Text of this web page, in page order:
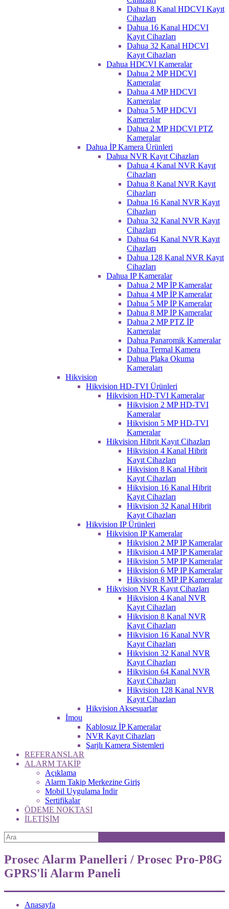
Dahua 8 Kanal HDCVI Kayıt
Cihazları
Dahua 16 Kanal HDCVI
Kayıt Cihazları
Dahua 32 Kanal HDCVI
Kayıt Cihazları
Dahua HDCVI Kameralar
Dahua 2 MP HDCVI
Kameralar
Dahua 4 MP HDCVI
Kameralar
Dahua 5 MP HDCVI
Kameralar
Dahua 2 MP HDCVI PTZ
Kameralar
Dahua İP Kamera Ürünleri
Dahua NVR Kayıt Cihazları
Dahua 4 Kanal NVR Kayıt
Cihazları
Dahua 8 Kanal NVR Kayıt
Cihazları
Dahua 16 Kanal NVR Kayıt
Cihazları
Dahua 32 Kanal NVR Kayıt
Cihazları
Dahua 64 Kanal NVR Kayıt
Cihazları
Dahua 128 Kanal NVR Kayıt
Cihazları
Dahua IP Kameralar
Dahua 2 MP İP Kameralar
Dahua 4 MP İP Kameralar
Dahua 5 MP İP Kameralar
Dahua 8 MP İP Kameralar
Dahua 2 MP PTZ İP
Kameralar
Dahua Panaromik Kameralar
Dahua Termal Kamera
Dahua Plaka Okuma
Kameraları
Hikvision
Hikvision HD-TVI Ürünleri
Hikvision HD-TVI Kameralar
Hikvision 2 MP HD-TVI
Kameralar
Hikvision 5 MP HD-TVI
Kameralar
Hikvision Hibrit Kayıt Cihazları
Hikvision 4 Kanal Hibrit
Kayıt Cihazları
Hikvision 8 Kanal Hibrit
Kayıt Cihazları
Hikvision 16 Kanal Hibrit
Kayıt Cihazları
Hikvision 32 Kanal Hibrit
Kayıt Cihazları
Hikvision IP Ürünleri
Hikvision IP Kameralar
Hikvision 2 MP IP Kameralar
Hikvision 4 MP IP Kameralar
Hikvision 5 MP IP Kameralar
Hikvision 6 MP IP Kameralar
Hikvision 8 MP IP Kameralar
Hikvision NVR Kayıt Cihazları
Hikvision 4 Kanal NVR
Kayıt Cihazları
Hikvision 8 Kanal NVR
Kayıt Cihazları
Hikvision 16 Kanal NVR
Kayıt Cihazları
Hikvision 32 Kanal NVR
Kayıt Cihazları
Hikvision 64 Kanal NVR
Kayıt Cihazları
Hikvision 128 Kanal NVR
Kayıt Cihazları
Hikvision Aksesuarlar
İmou
Kablosuz İP Kameralar
NVR Kayıt Cihazları
Şarjlı Kamera Sistemleri
REFERANSLAR
ALARM TAKİP
Açıklama
Alarm Takip Merkezine Giriş
Mobil Uygulama İndir
Sertifikalar
ÖDEME NOKTASI
İLETİŞİM
Prosec Alarm Panelleri / Prosec Pro-P8G
GPRS'li Alarm Paneli
Anasayfa